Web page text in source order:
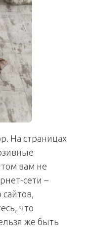
На страницах
вам не
сети –
что
же быть